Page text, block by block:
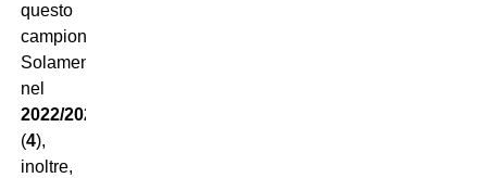
questo
campionato.
Solamente
nel
2022/2023
(4),
inoltre,